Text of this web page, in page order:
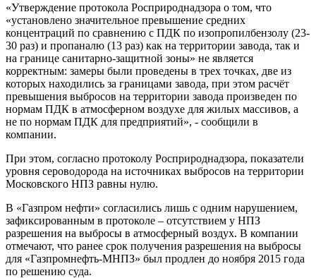
«Утверждение протокола Росприроднадзора о том, что
«установлено значительное превышение средних
концентраций по сравнению с ПДК по изопропилбензолу (23-
30 раз) и пропаналю (13 раз) как на территории завода, так и
на границе санитарно-защитной зоны» не является
корректным: замеры были проведены в трех точках, две из
которых находились за границами завода, при этом расчёт
превышения выбросов на территории завода произведен по
нормам ПДК в атмосферном воздухе для жилых массивов, а
не по нормам ПДК для предприятий», - сообщили в
компании.
При этом, согласно протоколу Росприроднадзора, показатели
уровня сероводорода на источниках выбросов на территории
Московского НПЗ равны нулю.
В «Газпром нефти» согласились лишь с одним нарушением,
зафиксированным в протоколе – отсутствием у НПЗ
разрешения на выбросы в атмосферный воздух. В компании
отмечают, что ранее срок получения разрешения на выбросы
для «Газпромнефть-МНПЗ» был продлен до ноября 2015 года
по решению суда.